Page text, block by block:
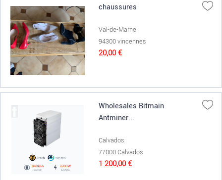
chaussures
Val-de-Marne
94300 vincennes
20,00 €
Wholesales Bitmain
Antminer...
Calvados
77000 Calvados
1 200,00 €